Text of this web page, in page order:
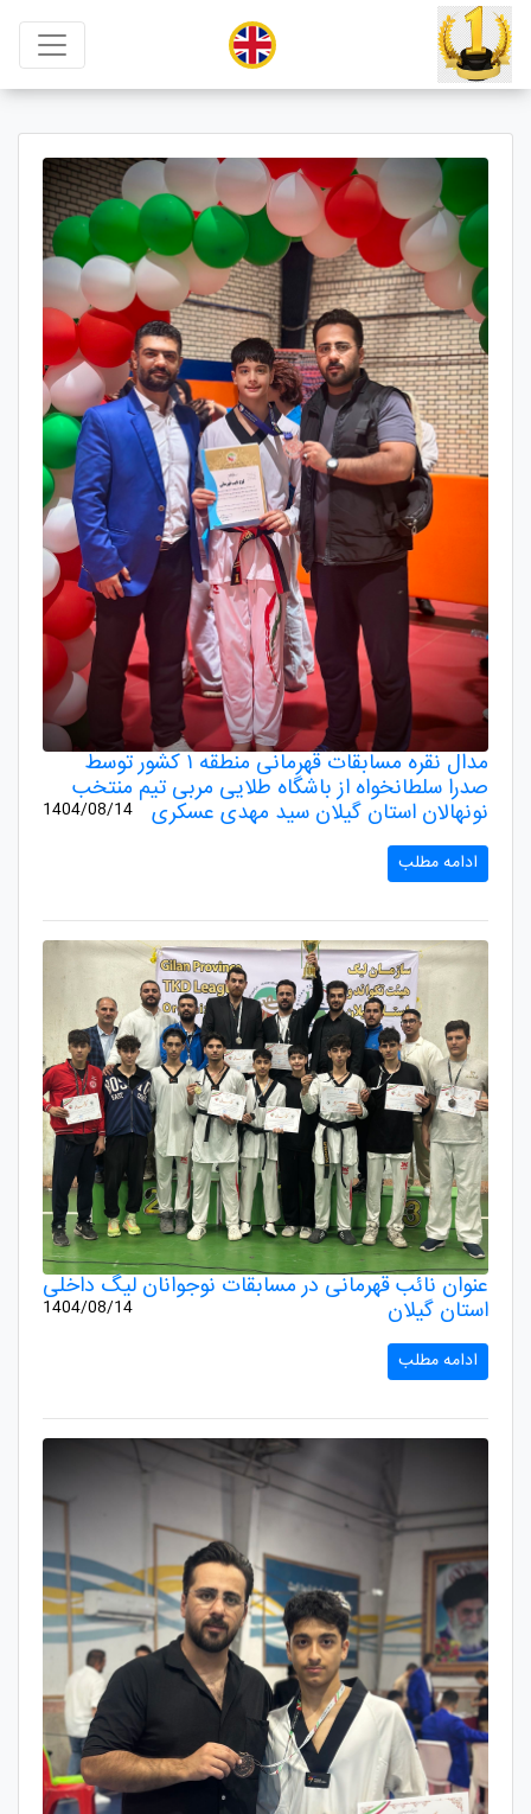
مدال نقره مسابقات قهرمانی منطقه ۱ کشور توسط
صدرا سلطانخواه از باشگاه طلایی مربی تیم منتخب
نونهالان استان گیلان سید مهدی عسکری 1404/08/14
ادامه مطلب
عنوان نائب قهرمانی در مسابقات نوجوانان لیگ داخلی
استان گیلان 1404/08/14
ادامه مطلب